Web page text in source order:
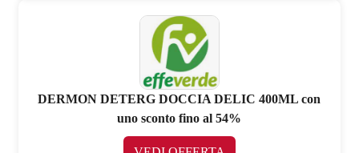
DERMON DETERG DOCCIA DELIC 400ML con
uno sconto fino al 54%